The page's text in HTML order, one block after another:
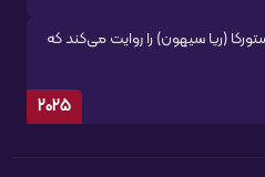
(ریا سیهون) را روایت می‌کند که
2025